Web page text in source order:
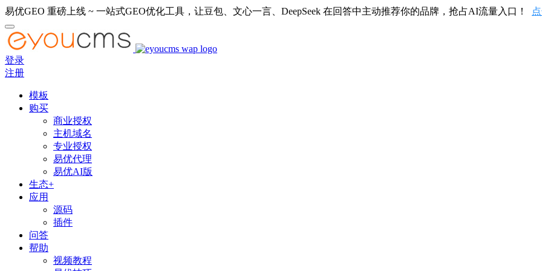
易优GEO 重磅上线 ~ 一站式GEO优化工具，让豆包、文心一言、DeepSeek 在回答中主动推荐你的品牌，抢占AI流量入口！
登录
注册
模板
购买
商业授权
主机域名
专业授权
易优代理
易优AI版
生态+
应用
源码
插件
问答
帮助
视频教程